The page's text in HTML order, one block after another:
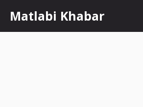
content
Matlabi Khabar